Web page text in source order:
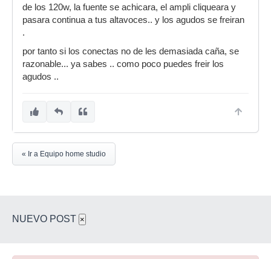
de los 120w, la fuente se achicara, el ampli cliqueara y
pasara continua a tus altavoces.. y los agudos se freiran
.
por tanto si los conectas no de les demasiada caña, se
razonable... ya sabes .. como poco puedes freir los
agudos ..
« Ir a Equipo home studio
NUEVO POST ×